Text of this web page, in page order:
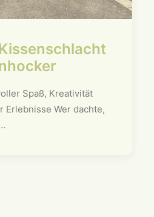
Spaß, Kreativität
Erlebnisse Wer dachte,